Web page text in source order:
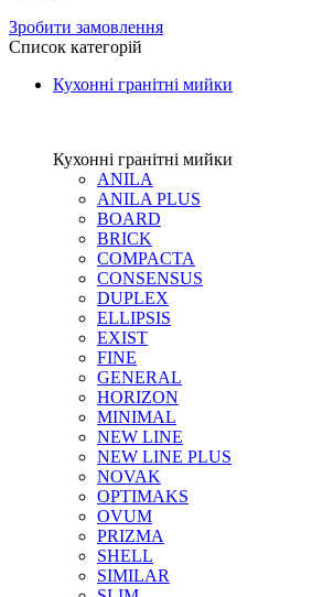
Зробити замовлення
Список категорій
Кухонні гранітні мийки
Кухонні гранітні мийки
ANILA
ANILA PLUS
BOARD
BRICK
COMPACTA
CONSENSUS
DUPLEX
ELLIPSIS
EXIST
FINE
GENERAL
HORIZON
MINIMAL
NEW LINE
NEW LINE PLUS
NOVAK
OPTIMAKS
OVUM
PRIZMA
SHELL
SIMILAR